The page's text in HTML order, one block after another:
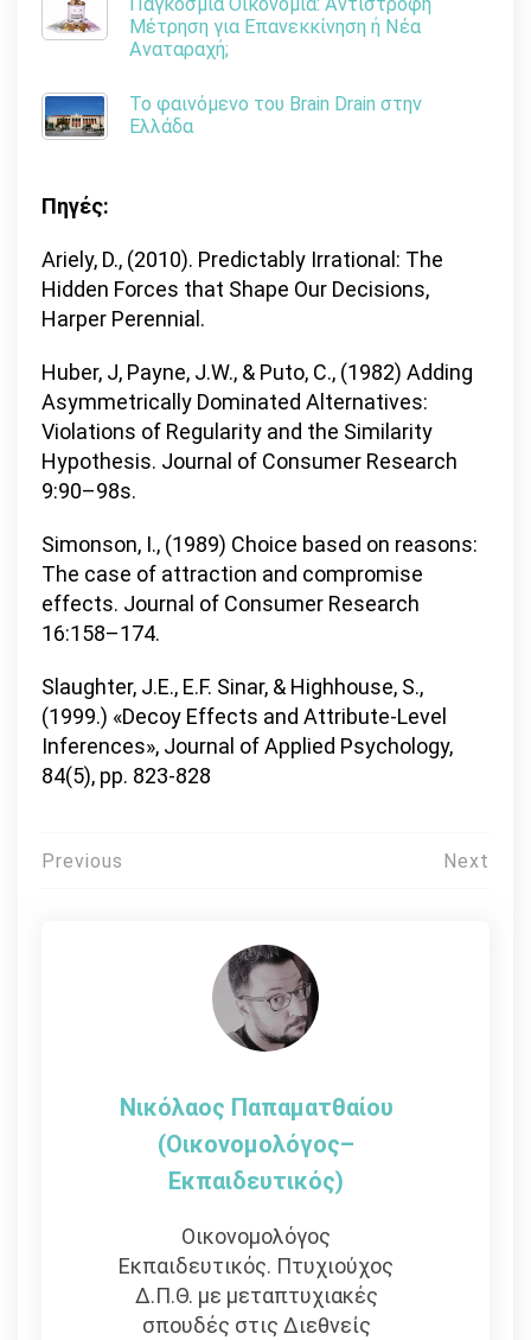
Παγκόσμια Οικονομία: Αντίστροφη
Μέτρηση για Επανεκκίνηση ή Νέα
Αναταραχή;
Το φαινόμενο του Brain Drain στην
Ελλάδα
Πηγές:
Ariely, D., (2010). Predictably Irrational: The
Hidden Forces that Shape Our Decisions,
Harper Perennial.
Huber, J, Payne, J.W., & Puto, C., (1982) Adding
Asymmetrically Dominated Alternatives:
Violations of Regularity and the Similarity
Hypothesis. Journal of Consumer Research
9:90–98s.
Simonson, I., (1989) Choice based on reasons:
The case of attraction and compromise
effects. Journal of Consumer Research
16:158–174.
Slaughter, J.E., E.F. Sinar, & Highhouse, S.,
(1999.) «Decoy Effects and Attribute-Level
Inferences», Journal of Applied Psychology,
84(5), pp. 823-828
Πλοήγηση
Previous Next
Νικόλαος Παπαματθαίου
(Οικονομολόγος–
Εκπαιδευτικός)
Οικονομολόγος
Εκπαιδευτικός. Πτυχιούχος
Δ.Π.Θ. με μεταπτυχιακές
σπουδές στις Διεθνείς